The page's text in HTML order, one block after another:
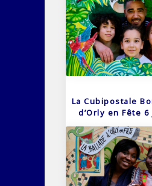
La Cubipostale
d’Orly en Fête